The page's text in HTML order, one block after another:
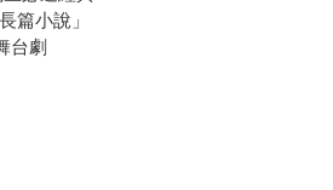
篇小說」
台劇